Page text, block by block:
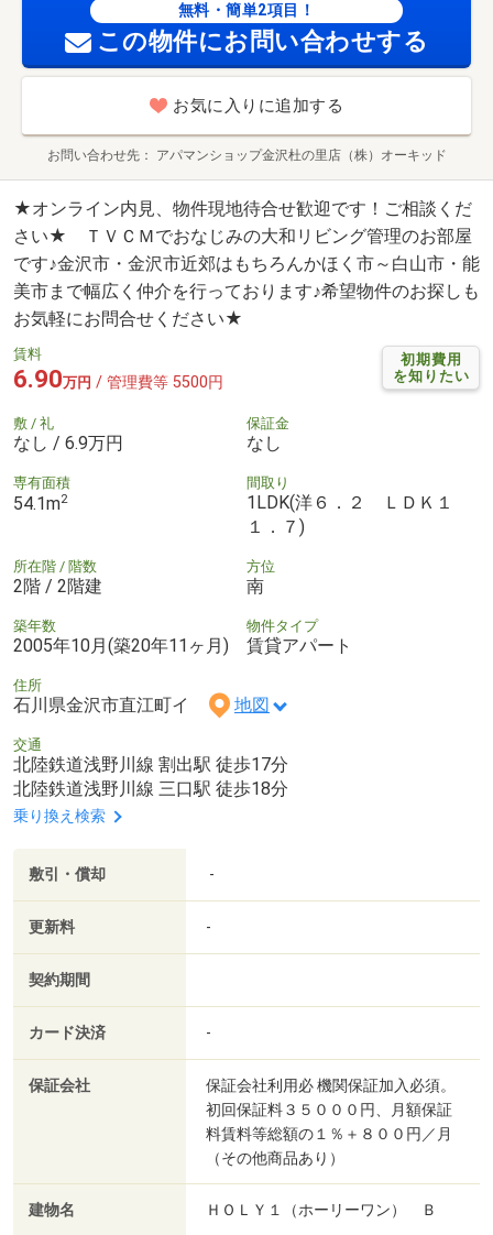
無料・簡単2項目！
この物件にお問い合わせする
お気に入りに追加する
お問い合わせ先 アパマンショップ金沢杜の里店（株）オーキッド
★オンライン内見、物件現地待合せ歓迎です！ご相談くだ
さい★ ＴＶＣＭでおなじみの大和リビング管理のお部屋
です♪金沢市・金沢市近郊はもちろんかほく市～白山市・能
美市まで幅広く仲介を行っております♪希望物件のお探しも
お気軽にお問合せください★
初期費用
を知りたい
賃料
6.90万円 / 管理費等 5500円
敷 / 礼
なし / 6.9万円
保証金
なし
専有面積
54.1m2
間取り
1LDK(洋６．２ ＬＤＫ１
１．７)
所在階 / 階数
2階 / 2階建
方位
南
築年数
2005年10月(築20年11ヶ月)
物件タイプ
賃貸アパート
住所
石川県金沢市直江町イ 地図
交通
北陸鉄道浅野川線 割出駅 徒歩17分
北陸鉄道浅野川線 三口駅 徒歩18分
乗り換え検索
敷引・償却 -
更新料 -
契約期間
カード決済 -
保証会社
保証会社利用必 機関保証加入必須。
初回保証料３５０００円、月額保証
料賃料等総額の１％＋８００円／月
（その他商品あり）
建物名 ＨＯＬＹ１（ホーリーワン） Ｂ